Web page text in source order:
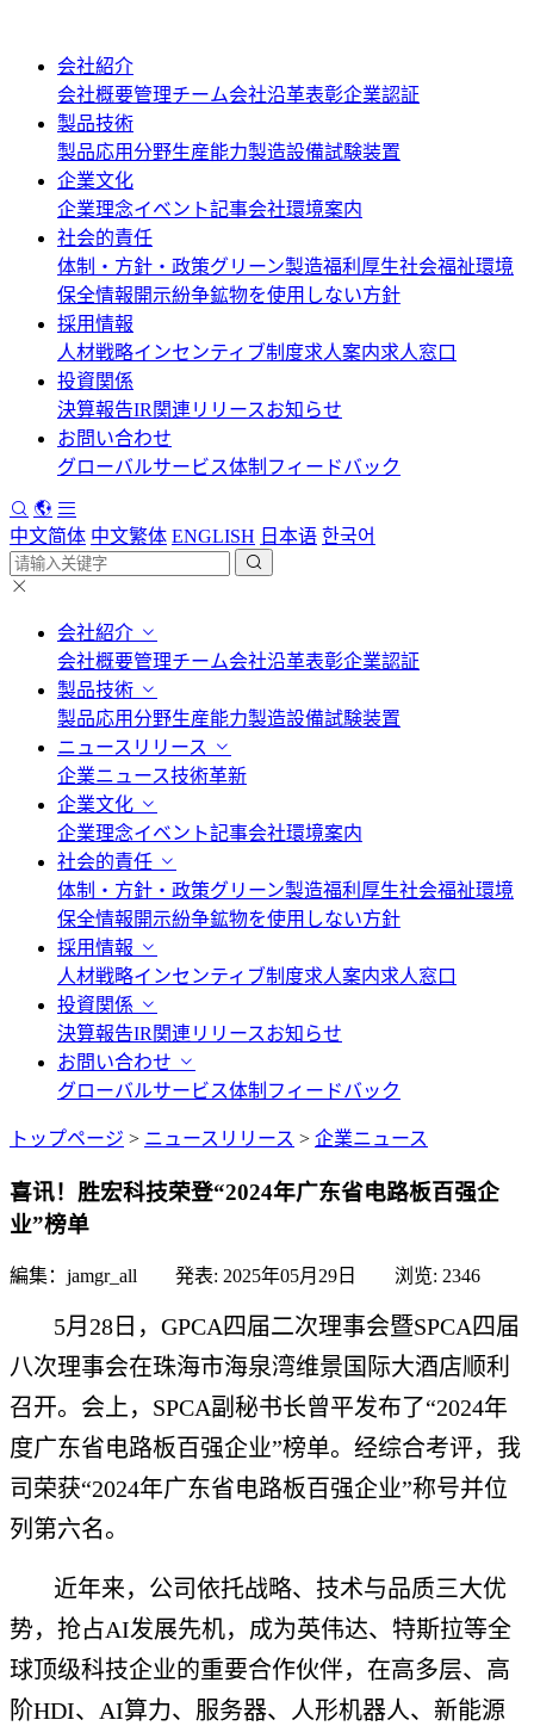
会社紹介
会社概要管理チーム会社沿革表彰企業認証
製品技術
製品応用分野生産能力製造設備試験装置
企業文化
企業理念イベント記事会社環境案内
社会的責任
体制・方針・政策グリーン製造福利厚生社会福祉環境
保全情報開示紛争鉱物を使用しない方針
採用情報
人材戦略インセンティブ制度求人案内求人窓口
投資関係
決算報告IR関連リリースお知らせ
お問い合わせ
グローバルサービス体制 フィードバック
中文简体 中文繁体 ENGLISH 日本语 한국어
会社紹介
会社概要管理チーム会社沿革表彰企業認証
製品技術
製品応用分野生産能力製造設備試験装置
ニュースリリース
企業ニュース技術革新
企業文化
企業理念イベント記事会社環境案内
社会的責任
体制・方針・政策グリーン製造福利厚生社会福祉環境
保全情報開示紛争鉱物を使用しない方針
採用情報
人材戦略インセンティブ制度求人案内求人窓口
投資関係
決算報告IR関連リリースお知らせ
お問い合わせ
グローバルサービス体制 フィードバック
トップページ > ニュースリリース > 企業ニュース
喜讯！胜宏科技荣登“2024年广东省电路板百强企
业”榜单
編集：jamgr_all 発表: 2025年05月29日 浏览: 2346
5月28日，GPCA四届二次理事会暨SPCA四届
八次理事会在珠海市海泉湾维景国际大酒店顺利
召开。会上，SPCA副秘书长曾平发布了“2024年
度广东省电路板百强企业”榜单。经综合考评，我
司荣获“2024年广东省电路板百强企业”称号并位
列第六名。
近年来，公司依托战略、技术与品质三大优
势，抢占AI发展先机，成为英伟达、特斯拉等全
球顶级科技企业的重要合作伙伴，在高多层、高
阶HDI、AI算力、服务器、人形机器人、新能源